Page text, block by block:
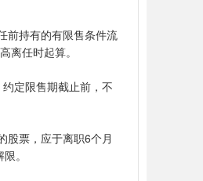
前持有的有限售条件流
离任时起算。
定限售期截止前，不
股票，应于离职6个月
。